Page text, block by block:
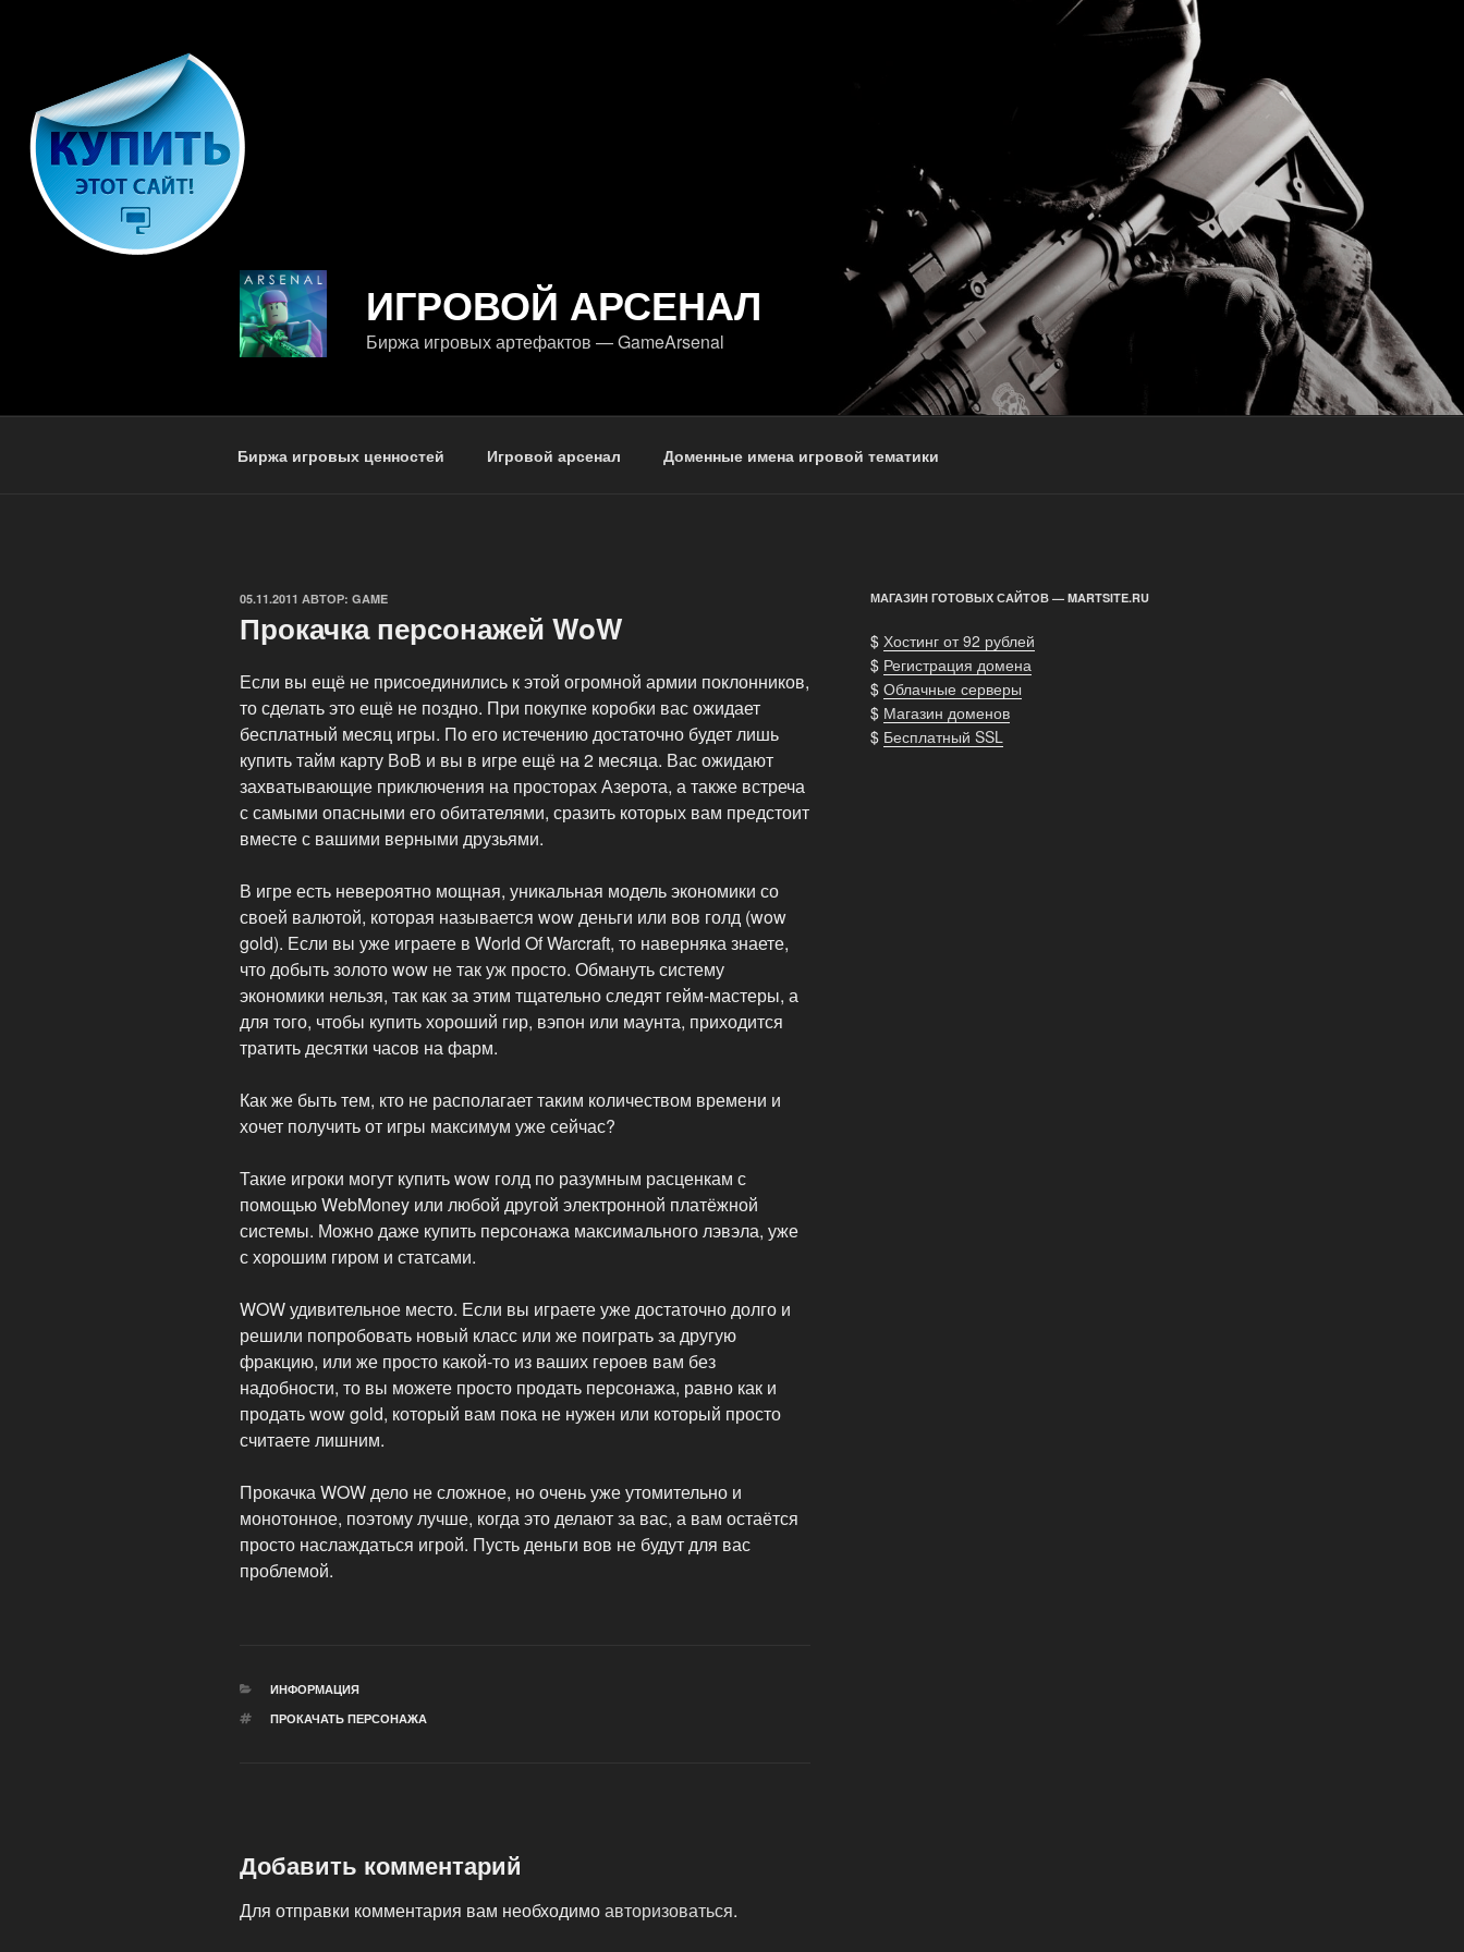
ИГРОВОЙ АРСЕНАЛ
Биржа игровых артефактов — GameArsenal
Биржа игровых ценностей Игровой арсенал Доменные имена игровой тематики
ОПУБЛИКОВАНО
05.11.2011 АВТОР: GAME
Прокачка персонажей WoW
Если вы ещё не присоединились к этой огромной армии поклонников,
то сделать это ещё не поздно. При покупке коробки вас ожидает
бесплатный месяц игры. По его истечению достаточно будет лишь
купить тайм карту ВоВ и вы в игре ещё на 2 месяца. Вас ожидают
захватывающие приключения на просторах Азерота, а также встреча
с самыми опасными его обитателями, сразить которых вам предстоит
вместе с вашими верными друзьями.
В игре есть невероятно мощная, уникальная модель экономики со
своей валютой, которая называется wow деньги или вов голд (wow
gold). Если вы уже играете в World Of Warcraft, то наверняка знаете,
что добыть золото wow не так уж просто. Обмануть систему
экономики нельзя, так как за этим тщательно следят гейм-мастеры, а
для того, чтобы купить хороший гир, вэпон или маунта, приходится
тратить десятки часов на фарм.
Как же быть тем, кто не располагает таким количеством времени и
хочет получить от игры максимум уже сейчас?
Такие игроки могут купить wow голд по разумным расценкам с
помощью WebMoney или любой другой электронной платёжной
системы. Можно даже купить персонажа максимального лэвэла, уже
с хорошим гиром и статсами.
WOW удивительное место. Если вы играете уже достаточно долго и
решили попробовать новый класс или же поиграть за другую
фракцию, или же просто какой-то из ваших героев вам без
надобности, то вы можете просто продать персонажа, равно как и
продать wow gold, который вам пока не нужен или который просто
считаете лишним.
Прокачка WOW дело не сложное, но очень уже утомительно и
монотонное, поэтому лучше, когда это делают за вас, а вам остаётся
просто наслаждаться игрой. Пусть деньги вов не будут для вас
проблемой.
РУБРИКИ
ИНФОРМАЦИЯ
МЕТКИ
ПРОКАЧАТЬ ПЕРСОНАЖА
Добавить комментарий
Для отправки комментария вам необходимоавторизоваться.
МАГАЗИН ГОТОВЫХ САЙТОВ — MARTSITE.RU
$ Хостинг от 92 рублей
$ Регистрация домена
$ Облачные серверы
$ Магазин доменов
$ Бесплатный SSL